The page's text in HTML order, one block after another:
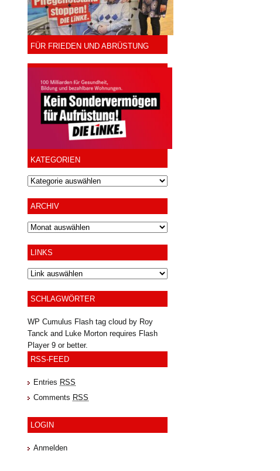
FÜR FRIEDEN UND ABRÜSTUNG
KATEGORIEN
ARCHIV
Archiv
LINKS
SCHLAGWÖRTER
WP Cumulus Flash tag cloud by Roy
Tanck and Luke Morton requires Flash
Player9 or better.
RSS-FEED
Entries RSS
Comments RSS
LOGIN
Anmelden